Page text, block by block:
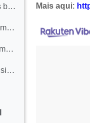
5.2. Posso aplicar as regras básicas de escrita online (não usar letras maiúsculas, cuidar da ortografia, referir-me aos outros através dos seus títulos ou apelidos....) e posso usar emoticons adequadamente ao comunicar através do Internet
5.3. Consigo reconhecer comportamentos apropriados para adotar nas redes sociais... como pedir permissão antes de publicar/compartilhar fotos de outras pessoas (especialmente quando se trata de crianças);
3.5.4. Posso reconhecer comportamentos e comunicações social/eticamente inadequados em linha, tais como discursos de ódio, flaming, troll, ciberbullying, perseguição online, etc.
5.5. Uso formas básicas de sinalizar interações negativas online (postos de sinalização para proprietários de serviços, polícia postal, etc.)
Mais aqui: